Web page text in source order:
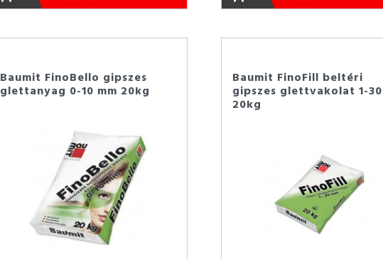
Baumit FinoBello gipszes
glettanyag 0-10 mm 20kg
Baumit FinoFill beltéri
gipszes glettvakolat 1-30
20kg